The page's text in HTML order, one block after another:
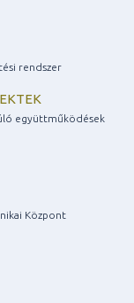
rendszer
együttműködések
Központ